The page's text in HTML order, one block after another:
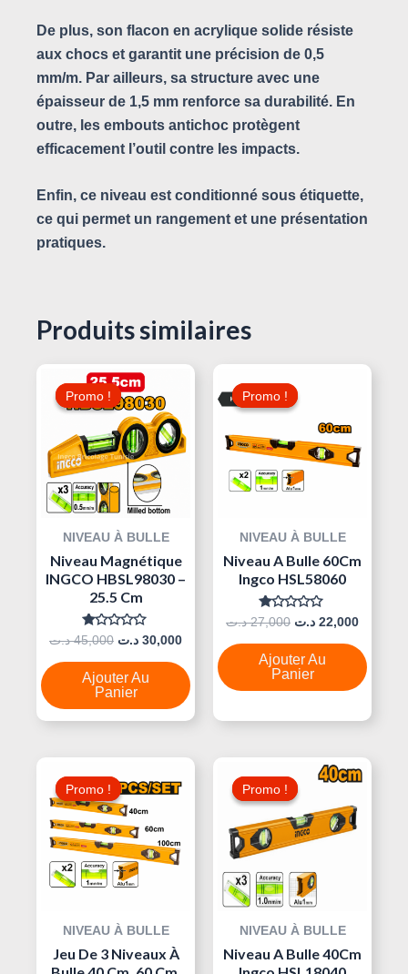
De plus, son flacon en acrylique solide résiste
aux chocs et garantit une précision de 0,5
mm/m. Par ailleurs, sa structure avec une
épaisseur de 1,5 mm renforce sa durabilité. En
outre, les embouts antichoc protègent
efficacement l’outil contre les impacts.
Enfin, ce niveau est conditionné sous étiquette,
ce qui permet un rangement et une présentation
pratiques.
Produits similaires
Promo !
Promo !
NIVEAU À BULLE
Niveau Magnétique
INGCO HBSL98030 –
25.5 Cm
Note
Sur
5
45,000 د.ت
Le
Prix
Initial
Était :
45,000 د.ت.
30,000 د.ت
Le
Actuel
30,000 د.ت.
Ajouter Au
Panier
Promo !
Promo !
NIVEAU À BULLE
Niveau A Bulle 60Cm
Ingco HSL58060
Note
Sur
5
27,000 د.ت
Prix
Initial
Était :
22,000 د.ت
Le
Ajouter Au
Panier
Promo !
Promo !
NIVEAU À BULLE
Jeu De 3 Niveaux À
Prix
Initial
Était :
Le
Prix
40,000 د.ت.
Promo !
Promo !
NIVEAU À BULLE
Niveau A Bulle 40Cm
Prix
Initial
Était :
Le
Prix